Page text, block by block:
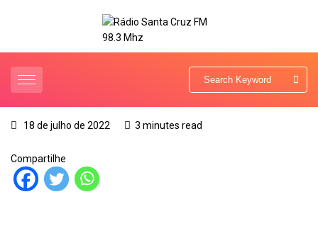
18 de julho de 2022 3 minutes read
Compartilhe